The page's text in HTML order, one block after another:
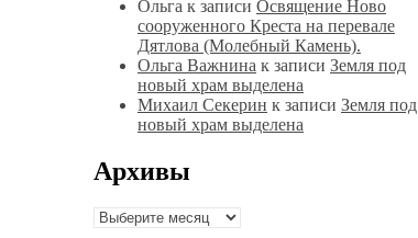
Ольга к записи Освящение Ново
сооруженного Креста на перевале
Дятлова (Молебный Камень).
Ольга Важнина к записи Земля под
новый храм выделена
Михаил Секерин к записи Земля под
новый храм выделена
Архивы
Архивы